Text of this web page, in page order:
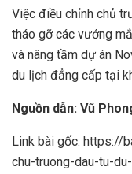
Việc điều chỉnh chủ
tháo gỡ các vướng
và nâng tầm dự án
du lịch đẳng cấp tại
Nguồn dẫn: Vũ
Link bài gốc: https://
chu-truong-dau-tu-